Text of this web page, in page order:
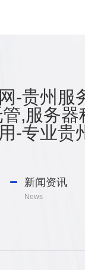
-贵州服
,服务
-专业贵
新闻资讯
News